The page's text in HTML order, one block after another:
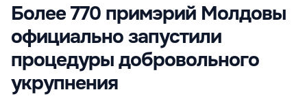
Более 770 примэрий Молдовы
официально запустили
процедуры добровольного
укрупнения